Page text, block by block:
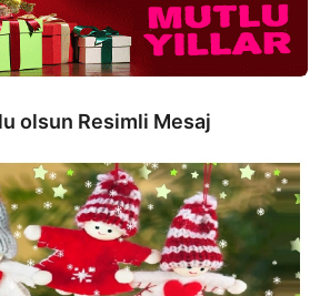
olsun Resimli Mesaj